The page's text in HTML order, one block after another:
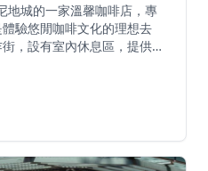
地城的一家溫馨咖啡店，專
驗悠閒咖啡文化的理想去
，設有室內休息區，提供簡
。他們專注於優質咖啡服
當地人和遊客在堅尼地城尋
Good都能提供完美的